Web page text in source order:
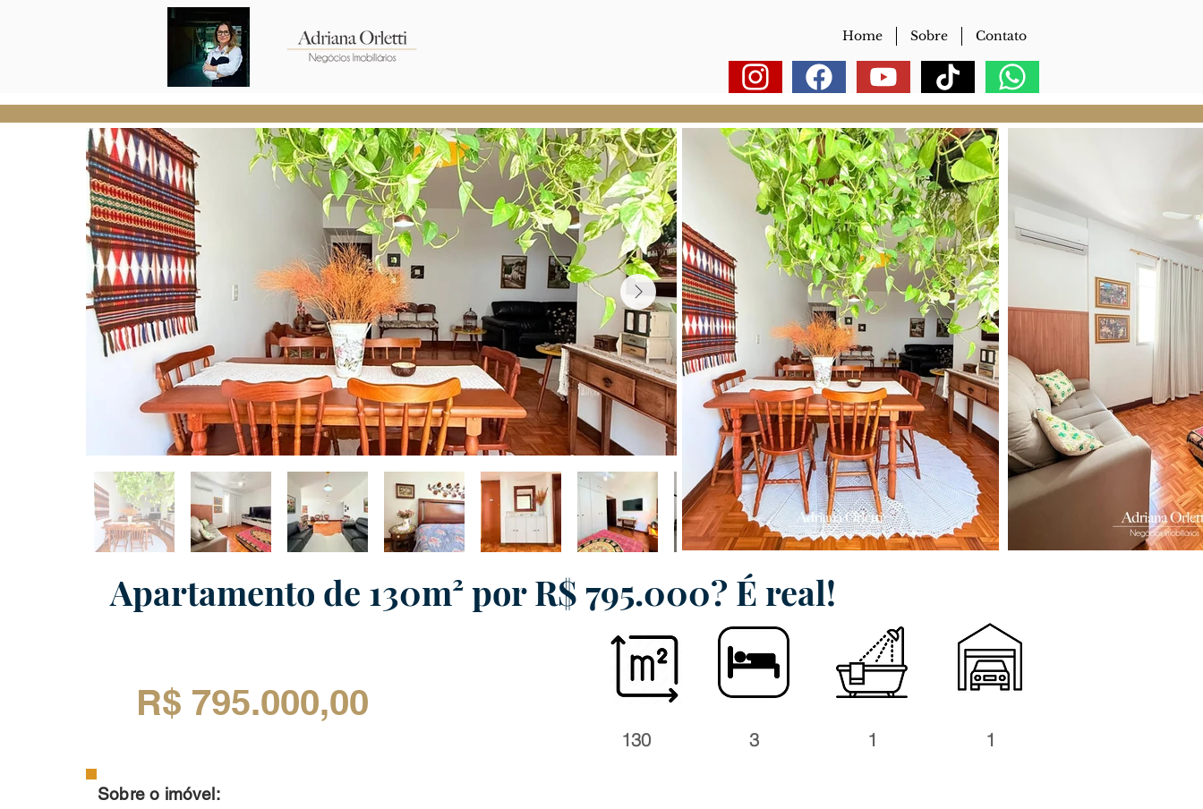
Home Sobre Contato
Apartamento de 130m² por R$ 795.000? É real!
R$ 795.000,00
130 3 1 1
Sobre o imóvel: